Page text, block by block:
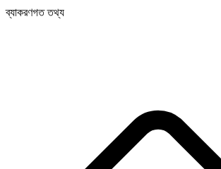
ব্যাকরণগত তথ্য